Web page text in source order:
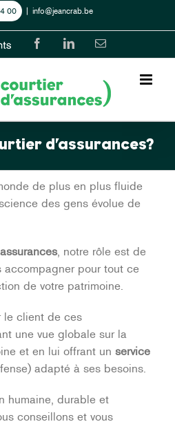
00 info@jeancrab.be
FacebookLinkedInEmail
d’assurances?
de plus en plus fluide
des gens évolue de
, notre rôle est de
accompagner pour tout ce
de votre patrimoine.
le client de ces
une vue globale sur la
et en lui offrant un service
adapté à ses besoins.
humaine, durable et
conseillons et vous